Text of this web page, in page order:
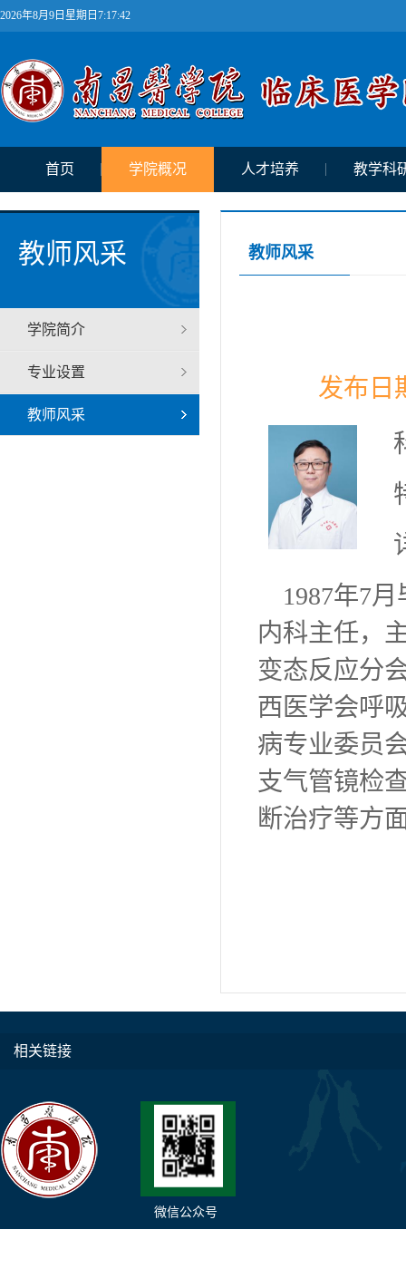
2026年8月9日星期日7:17:42
首页 学院概况 人才培养 教学科
教师风采
学院简介
专业设置
教师风采
教师风采
发布
1987年7
内科主任，
变态反应分
西医学会呼
病专业委员
支气管镜检
断治疗等方
相关链接
微信公众号